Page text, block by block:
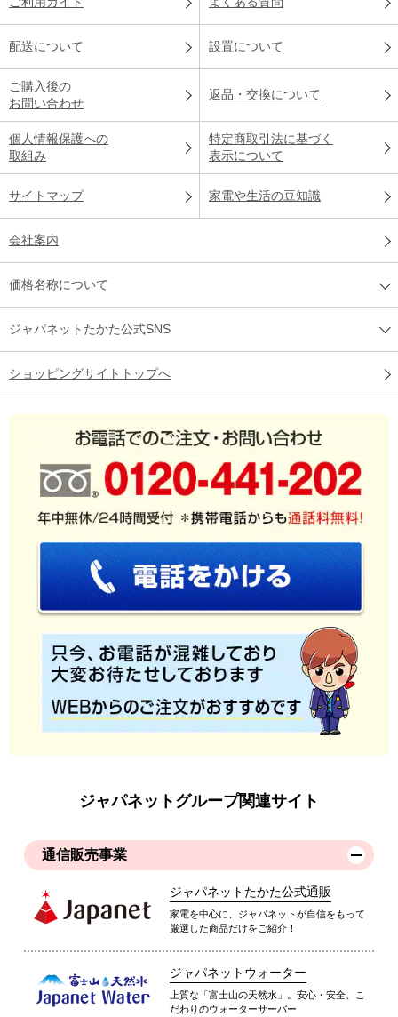
配送について 設置について
ご購入後の
お問い合わせ
返品・交換について
個人情報保護への
取組み
特定商取引法に基づく
表示について
サイトマップ 家電や生活の豆知識
会社案内
価格名称について
ジャパネットたかた公式SNS
ショッピングサイトトップへ
ジャパネットグループ関連サイト
通信販売事業
ジャパネットたかた公式通販
家電を中心に、ジャパネットが自信をもって
厳選した商品だけをご紹介！
ジャパネットウォーター
上質な「富士山の天然水」。安心・安全、こ
だわりのウォーターサーバー